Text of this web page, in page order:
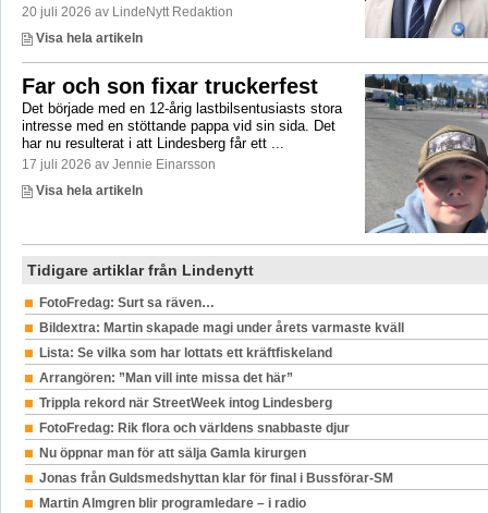
20 juli 2026 av LindeNytt Redaktion
Visa hela artikeln
Far och son fixar truckerfest
Det började med en 12-årig lastbilsentusiasts stora
intresse med en stöttande pappa vid sin sida. Det
har nu resulterat i att Lindesberg får ett ...
17 juli 2026 av Jennie Einarsson
Visa hela artikeln
Tidigare artiklar från Lindenytt
FotoFredag: Surt sa räven…
Bildextra: Martin skapade magi under årets varmaste kväll
Lista: Se vilka som har lottats ett kräftfiskeland
Arrangören: ”Man vill inte missa det här”
Trippla rekord när StreetWeek intog Lindesberg
FotoFredag: Rik flora och världens snabbaste djur
Nu öppnar man för att sälja Gamla kirurgen
Jonas från Guldsmedshyttan klar för final i Bussförar-SM
Martin Almgren blir programledare – i radio